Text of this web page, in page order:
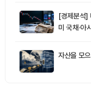
[경제분석]
미 국채·아
자산을 모